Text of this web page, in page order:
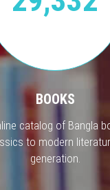
BOOKS
catalog of Bangla
to modern
generation.